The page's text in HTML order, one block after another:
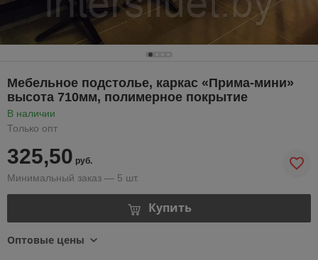
Мебельное подстолье, каркас «Прима-мини»
высота 710мм, полимерное покрытие
В наличии
Только опт
325,50 руб.
Минимальный заказ — 5 шт.
Купить
Оптовые цены